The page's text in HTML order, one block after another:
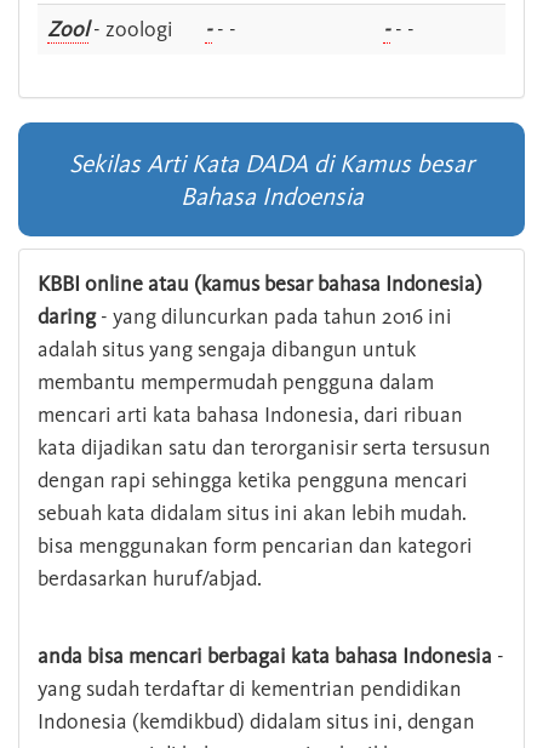
Zool- zoologi -- - -- -
Sekilas Arti Kata DADA di Kamus besar
Bahasa Indoensia
KBBI online atau (kamus besar bahasa Indonesia)
daring- yang diluncurkan pada tahun 2016 ini
adalah situs yang sengaja dibangun untuk
membantu mempermudah pengguna dalam
mencari arti kata bahasa Indonesia, dari ribuan
kata dijadikan satu dan terorganisir serta tersusun
dengan rapi sehingga ketika pengguna mencari
sebuah kata didalam situs ini akan lebih mudah.
bisa menggunakan form pencarian dan kategori
berdasarkan huruf/abjad.
anda bisa mencari berbagai kata bahasa Indonesia -
yang sudah terdaftar di kementrian pendidikan
Indonesia (kemdikbud) didalam situs ini, dengan